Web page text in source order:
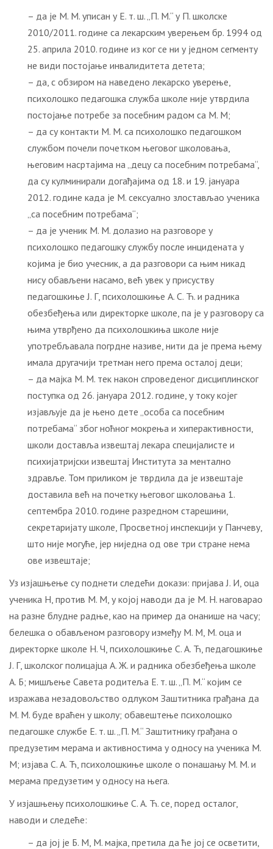
– да је М. М. уписан у Е. т. ш. „П. М.“ у П. школске
2010/2011. године са лекарским уверењем бр. 1994 од
25. априла 2010. године из ког се ни у једном сегменту
не види постојање инвалидитета детета;
– да, с обзиром на наведено лекарско уверење,
психолошко педагошка служба школе није утврдила
постојање потребе за посебним радом са М. М;
– да су контакти М. М. са психолошко педагошком
службом почели почетком његовог школовања,
његовим насртајима на „децу са посебним потребама“,
да су кулминирали догађајима од 18. и 19. јануара
2012. године када је М. сексуално злостављао ученика
„са посебним потребама“;
– да је ученик М. М. долазио на разговоре у
психолошко педагошку службу после инцидената у
којима је био учесник, а да разговори са њим никад
нису обављени насамо, већ увек у присуству
педагошкиње Ј. Г, психолошкиње А. С. Ћ. и радника
обезбеђења или директорке школе, па је у разговору са
њима утврђено да психолошкиња школе није
употребљавала погрдне називе, нити да је према њему
имала другачији третман него према осталој деци;
– да мајка М. М. тек након спроведеног дисциплинског
поступка од 26. јануара 2012. године, у току којег
изјављује да је њено дете „особа са посебним
потребама“ због ноћног мокрења и хиперактивности,
школи доставља извештај лекара специјалисте и
психијатријски извештај Института за ментално
здравље. Том приликом је тврдила да је извештаје
доставила већ на почетку његовог школовања 1.
септембра 2010. године разредном старешини,
секретаријату школе, Просветној инспекцији у Панчеву,
што није могуће, јер ниједна од ове три стране нема
ове извештаје;
Уз изјашњење су поднети следећи докази: пријава Ј. И, оца
ученика Н, против М. М, у којој наводи да је М. Н. наговарао
на разне блудне радње, као на пример да онанише на часу;
белешка о обављеном разговору између М. М, М. оца и
директорке школе Н. Ч, психолошкиње С. А. Ћ, педагошкиње
Ј. Г, школског полицајца А. Ж. и радника обезбеђења школе
А. Б; мишљење Савета родитеља Е. т. ш. „П. М.“ којим се
изражава незадовољство одлуком Заштитника грађана да
М. М. буде враћен у школу; обавештење психолошко
педагошке службе Е. т. ш. „П. М.“ Заштитнику грађана о
предузетим мерама и активностима у односу на ученика М.
М; изјава С. А. Ћ, психолошкиње школе о понашању М. М. и
мерама предузетим у односу на њега.
У изјашњењу психолошкиње С. А. Ћ. се, поред осталог,
наводи и следеће:
– да јој је Б. М, М. мајка, претила да ће јој се осветити,